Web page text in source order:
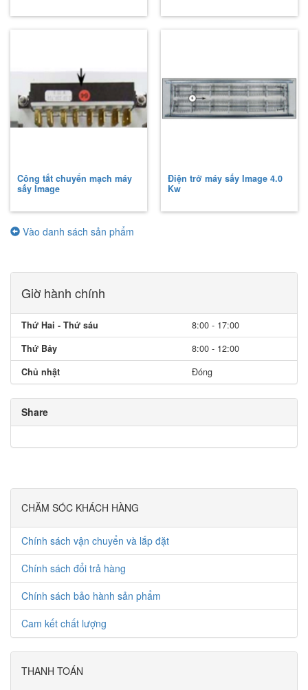
Công tắt chuyển mạch máy
sấy Image
Điện trở máy sấy Image 4.0
Kw
Vào danh sách sản phẩm
Giờ hành chính
Thứ Hai - Thứ sáu
8:00 - 17:00
Thứ Bảy
8:00 - 12:00
Chủ nhật
Đóng
Share
CHĂM SÓC KHÁCH HÀNG
Chính sách vận chuyển và lắp đặt
Chính sách đổi trả hàng
Chính sách bảo hành sản phẩm
Cam kết chất lượng
THANH TOÁN